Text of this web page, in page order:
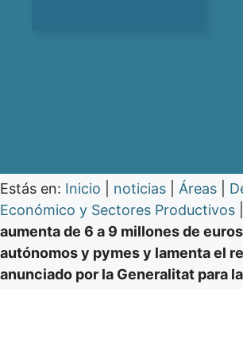
Estás en: Inicio noticias Áreas
Económico y Sectores Productivos
aumenta de 6 a 9 millones de
autónomos y pymes y lamenta el
anunciado por la Generalitat para